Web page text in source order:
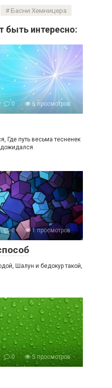
Басни Хемницера
интересно:
0 6 просмотров
Где путь весьма тесненек
дожидался
0 1 просмотров
Шалун и бедокур такой,
0 5 просмотров